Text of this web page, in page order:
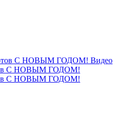
Видео
С НОВЫМ ГОДОМ!
С НОВЫМ ГОДОМ!